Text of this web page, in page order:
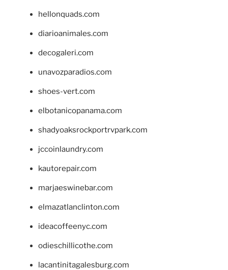
hellonquads.com
diarioanimales.com
decogaleri.com
unavozparadios.com
shoes-vert.com
elbotanicopanama.com
shadyoaksrockportrvpark.com
jccoinlaundry.com
kautorepair.com
marjaeswinebar.com
elmazatlanclinton.com
ideacoffeenyc.com
odieschillicothe.com
lacantinitagalesburg.com